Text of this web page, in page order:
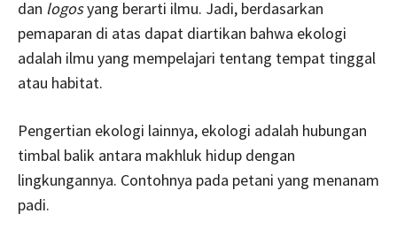
dan logosyang berarti ilmu. Jadi, berdasarkan
pemaparan di atas dapat diartikan bahwa ekologi
adalah ilmu yang mempelajari tentang tempat tinggal
atau habitat.
Pengertian ekologi lainnya, ekologi adalah hubungan
timbal balik antara makhluk hidup dengan
lingkungannya. Contohnya pada petani yang menanam
padi.